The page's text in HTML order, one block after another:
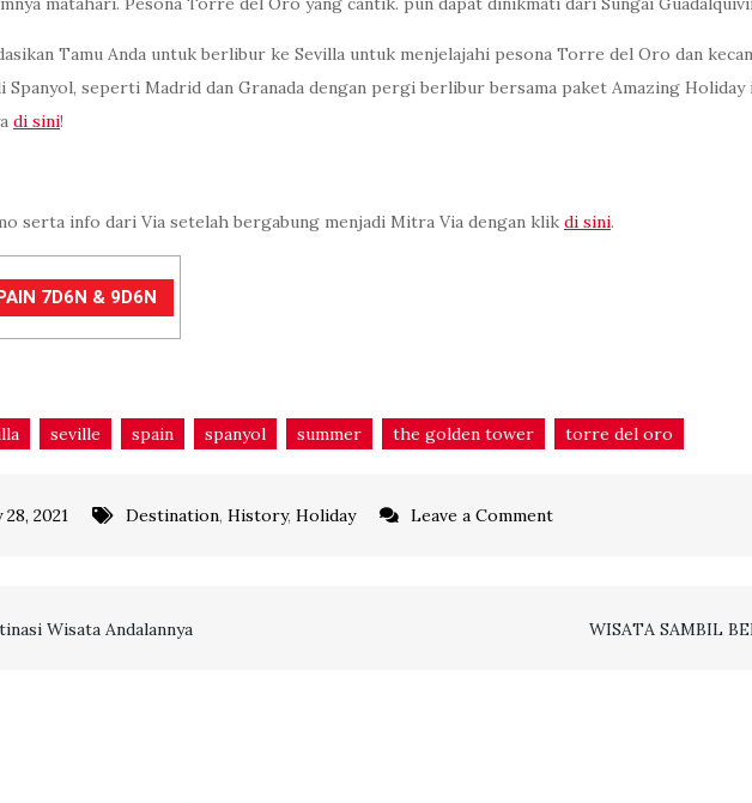
Tamu Anda untuk berlibur ke Sevilla untuk menjelajahi pesona Torre del Oro dan
seperti Madrid dan Granada dengan pergi berlibur bersama paket Amazing Holiday
di sini!
serta info dari Via setelah bergabung menjadi Mitra Via dengan klik di sini.
7D6N & 9D6N
seville spain spanyol summer the golden tower torre del oro
28, 2021 Destination, History, Holiday Leave a Commenton
Wisata Andalannya WISATA SAMBIL